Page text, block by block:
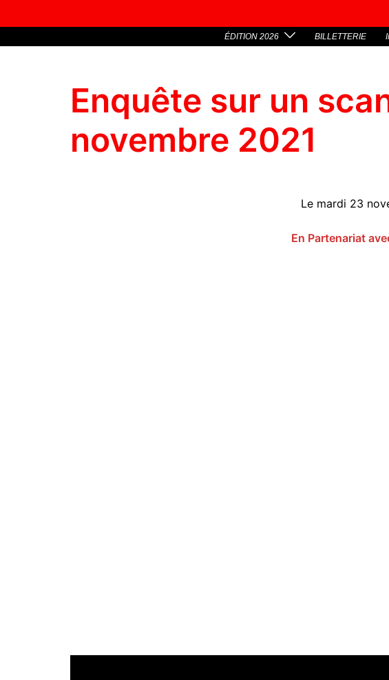
ÉDITION 2026 BILLETTERIE
Enquête sur un
novembre 2021
Le mardi 23
En Partenariat